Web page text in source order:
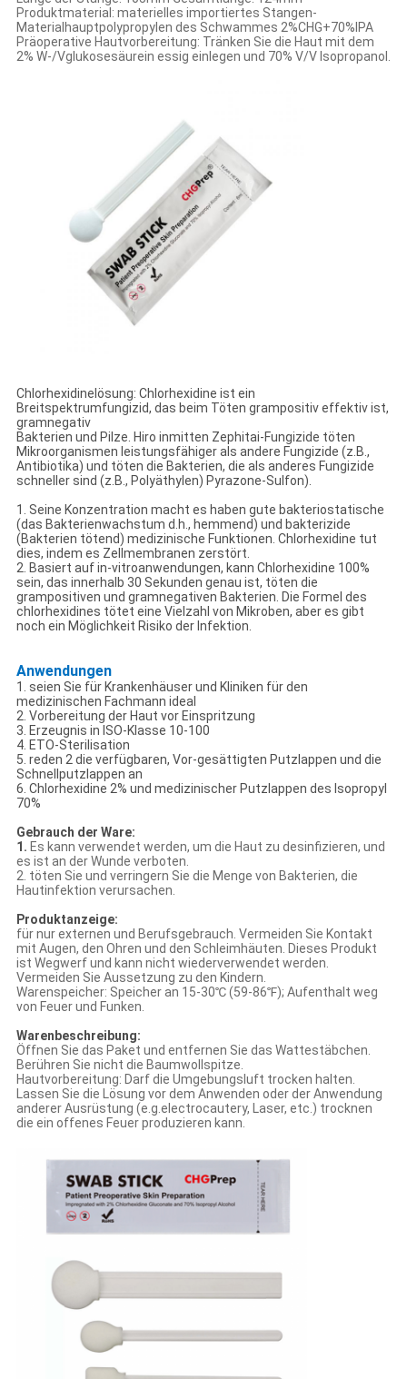
Produktmaterial: materielles importiertes Stangen-
Materialhauptpolypropylen des Schwammes 2%CHG+70%IPA
Präoperative Hautvorbereitung: Tränken Sie die Haut mit dem
2% W-/Vglukosesäurein essig einlegen und 70% V/V Isopropanol.
Chlorhexidinelösung: Chlorhexidine ist ein
Breitspektrumfungizid, das beim Töten grampositiv effektiv ist,
gramnegativ
Bakterien und Pilze. Hiro inmitten Zephitai-Fungizide töten
Mikroorganismen leistungsfähiger als andere Fungizide (z.B.,
Antibiotika) und töten die Bakterien, die als anderes Fungizide
schneller sind (z.B., Polyäthylen) Pyrazone-Sulfon).
1. Seine Konzentration macht es haben gute bakteriostatische
(das Bakterienwachstum d.h., hemmend) und bakterizide
(Bakterien tötend) medizinische Funktionen. Chlorhexidine tut
dies, indem es Zellmembranen zerstört.
2. Basiert auf in-vitroanwendungen, kann Chlorhexidine 100%
sein, das innerhalb 30 Sekunden genau ist, töten die
grampositiven und gramnegativen Bakterien. Die Formel des
chlorhexidines tötet eine Vielzahl von Mikroben, aber es gibt
noch ein Möglichkeit Risiko der Infektion.
Anwendungen
1. seien Sie für Krankenhäuser und Kliniken für den
medizinischen Fachmann ideal
2. Vorbereitung der Haut vor Einspritzung
3. Erzeugnis in ISO-Klasse 10-100
4. ETO-Sterilisation
5. reden 2 die verfügbaren, Vor-gesättigten Putzlappen und die
Schnellputzlappen an
6. Chlorhexidine 2% und medizinischer Putzlappen des Isopropyl
70%
Gebrauch der Ware:
1. Es kann verwendet werden, um die Haut zu desinfizieren, und
es ist an der Wunde verboten.
2. töten Sie und verringern Sie die Menge von Bakterien, die
Hautinfektion verursachen.
Produktanzeige:
für nur externen und Berufsgebrauch. Vermeiden Sie Kontakt
mit Augen, den Ohren und den Schleimhäuten. Dieses Produkt
ist Wegwerf und kann nicht wiederverwendet werden.
Vermeiden Sie Aussetzung zu den Kindern.
Warenspeicher: Speicher an 15-30℃ (59-86℉); Aufenthalt weg
von Feuer und Funken.
Warenbeschreibung:
Öffnen Sie das Paket und entfernen Sie das Wattestäbchen.
Berühren Sie nicht die Baumwollspitze.
Hautvorbereitung: Darf die Umgebungsluft trocken halten.
Lassen Sie die Lösung vor dem Anwenden oder der Anwendung
anderer Ausrüstung (e.g.electrocautery, Laser, etc.) trocknen
die ein offenes Feuer produzieren kann.